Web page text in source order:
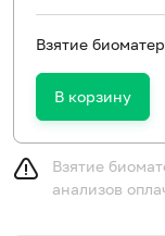
Взятие
В корзину
Взятие
анализов